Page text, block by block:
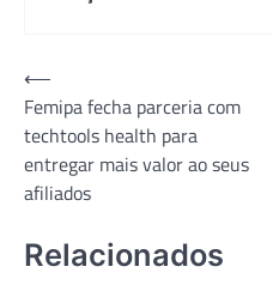
Navegação
de
Post
⟵
Femipa fecha parceria com
techtools health para
entregar mais valor ao seus
afiliados
Relacionados